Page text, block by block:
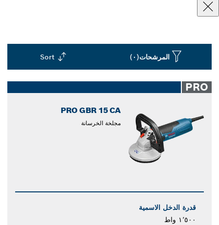
المرشحات(٠) Sort
closed
PRO
PRO GBR 15 CA
مجلخة الخرسانة
قدرة الدخل الاسمية
١٬٥٠٠ واط